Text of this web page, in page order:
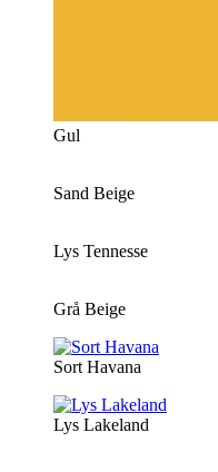
Gul
Sand Beige
Lys Tennesse
Grå Beige
Sort Havana
Lys Lakeland